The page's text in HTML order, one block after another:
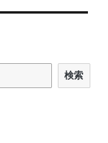
検索